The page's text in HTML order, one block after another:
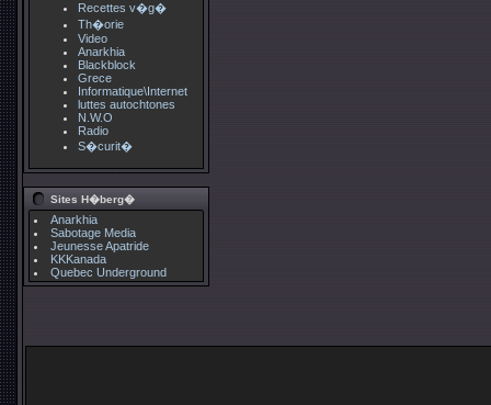
Recettes v�g�
Th�orie
Video
Anarkhia
Blackblock
Grece
Informatique\Internet
luttes autochtones
N.W.O
Radio
S�curit�
Sites H�berg�
Anarkhia
Sabotage Media
Jeunesse Apatride
KKKanada
Quebec Underground